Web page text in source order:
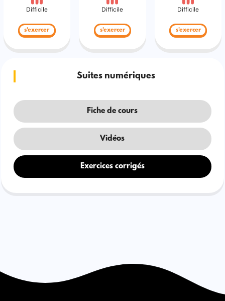
Difficile
s'exercer
Difficile
s'exercer
Difficile
s'exercer
Suites numériques
Fiche de cours
Vidéos
Exercices corrigés